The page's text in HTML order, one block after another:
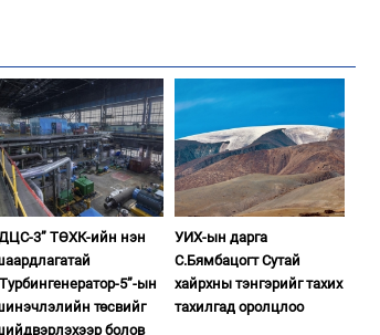
3” ТӨХК-ийн нэн
5”-ын
төсвийг
болов
УИХ-ын дарга
С.Бямбацогт Сутай
хайрхны тэнгэрийг тахих
тахилгад оролцлоо